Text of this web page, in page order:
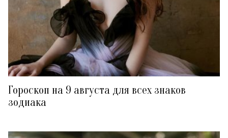
Гороскоп на 9 августа для всех знаков
зодиака